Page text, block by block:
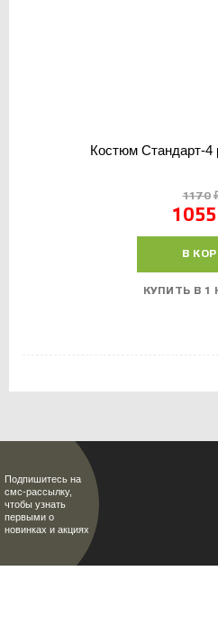
Костюм Стандарт-4
1170
1055
В
КУПИТЬ В 1
Подпишитесь на
смс-рассылку,
чтобы узнать
первыми о
новинках и акциях